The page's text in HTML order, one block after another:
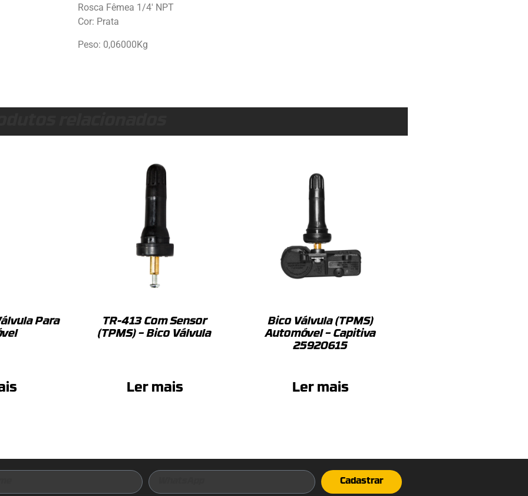
Rosca Fêmea 1/4′ NPT
Cor: Prata
Peso: 0,06000Kg
Para
TR-413 Com Sensor
(TPMS) – Bico Válvula
Ler mais
Bico Válvula (TPMS)
Automóvel – Capitiva
25920615
Ler mais
Cadastrar